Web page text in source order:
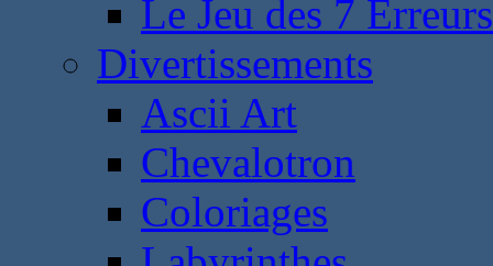
Le Jeu des 7 Erreurs
Divertissements
Ascii Art
Chevalotron
Coloriages